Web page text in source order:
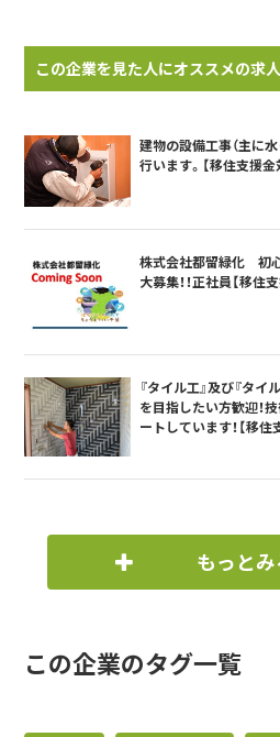
この企業を見た人にオススメの求人
建物の設備工事（主に水
行います。【移住支援金
株式会社都留緑化 初
大募集！！正社員【移住
『タイル工』及び『タイ
を目指したい方歓迎！
ートしています！【移住
もっとみ
この企業のタグ一覧